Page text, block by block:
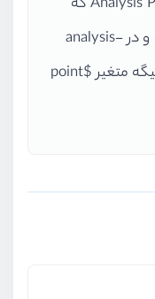
متغیر $point داخل کامپوننت Analysis Point که
کامپوننت فرزند هست تعریف شده و در analysis-
point ازش استفاده شده.ولی ارور میگه متغیر $point